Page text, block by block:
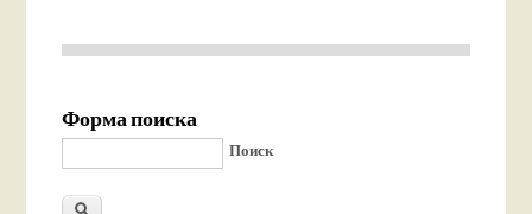
Форма поиска
Поиск